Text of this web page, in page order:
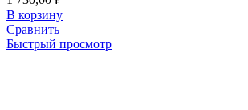
В корзину
Сравнить
Быстрый просмотр